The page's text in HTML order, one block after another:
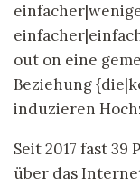
out on eine
Beziehung
induzieren
Seit 2017 fast
über das